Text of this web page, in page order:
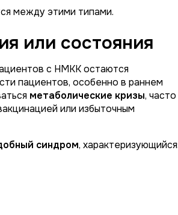
между этими типами.
или состояния
с НМКК остаются
пациентов, особенно в раннем
метаболические кризы, часто
или избыточным
синдром,